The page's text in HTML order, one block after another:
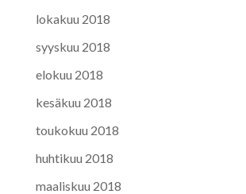
lokakuu 2018
syyskuu 2018
elokuu 2018
kesäkuu 2018
toukokuu 2018
huhtikuu 2018
maaliskuu 2018